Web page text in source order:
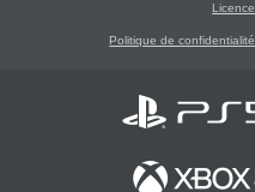
Licence
Politique de confidentialité